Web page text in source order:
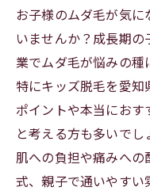
お子様のムダ毛が気
いませんか？成長期
業でムダ毛が悩みの種
特にキッズ脱毛を愛
ポイントや本当にお
と考える方も多いで
肌への負担や痛みへ
式、親子で通いやす